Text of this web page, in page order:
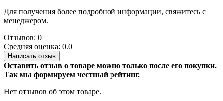
Для получения более подробной информации, свяжитесь с
менеджером.
Отзывов: 0
Средняя оценка: 0.0
Написать отзыв
Оставить отзыв о товаре можно только после его покупки.
Так мы формируем честный рейтинг.
Нет отзывов об этом товаре.